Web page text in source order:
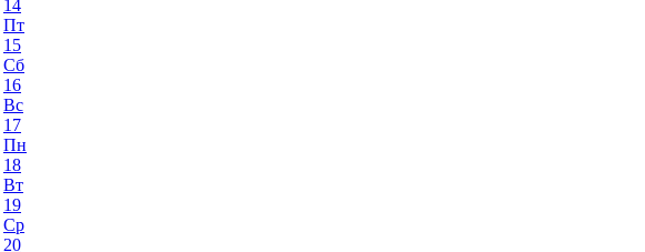
14
Пт
15
Сб
16
Вс
17
Пн
18
Вт
19
Ср
20